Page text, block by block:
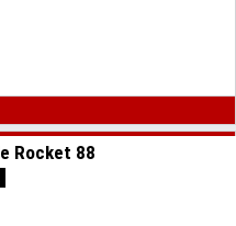
Rocket 88